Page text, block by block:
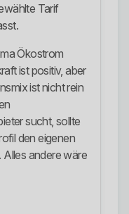
Tarif
Ökostrom
ist positiv, aber
ist nicht rein
sucht, sollte
den eigenen
Alles andere wäre